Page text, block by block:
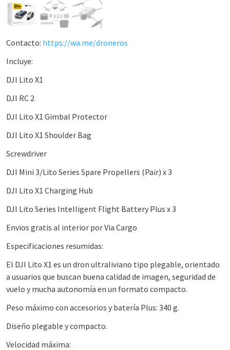
Contacto: https://wa.me/droneros
Incluye:
DJI Lito X1
DJI RC 2
DJI Lito X1 Gimbal Protector
DJI Lito X1 Shoulder Bag
Screwdriver
DJI Mini 3/Lito Series Spare Propellers (Pair) x 3
DJI Lito X1 Charging Hub
DJI Lito Series Intelligent Flight Battery Plus x 3
Envios gratis al interior por Via Cargo
Especificaciones resumidas:
El DJI Lito X1 es un dron ultraliviano tipo plegable, orientado
a usuarios que buscan buena calidad de imagen, seguridad de
vuelo y mucha autonomía en un formato compacto.
Peso máximo con accesorios y batería Plus: 340 g.
Diseño plegable y compacto.
Velocidad máxima: